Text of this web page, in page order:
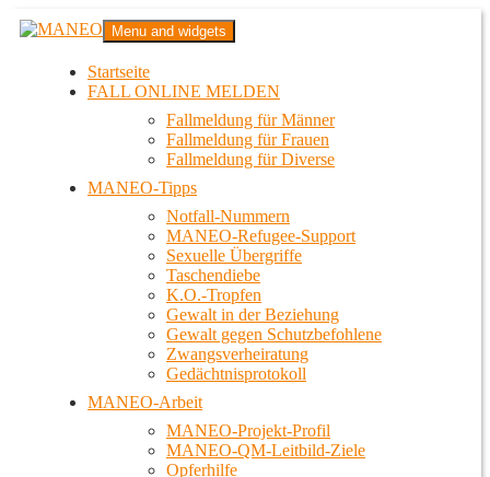
Zum
InhaltMANEO
Das schwule Anti-Gewalt-Projekt in Berlin
Menu and widgets
Startseite
FALL ONLINE MELDEN
Fallmeldung für Männer
Fallmeldung für Frauen
Fallmeldung für Diverse
MANEO-Tipps
Notfall-Nummern
MANEO-Refugee-Support
Sexuelle Übergriffe
Taschendiebe
K.O.-Tropfen
Gewalt in der Beziehung
Gewalt gegen Schutzbefohlene
Zwangsverheiratung
Gedächtnisprotokoll
MANEO-Arbeit
MANEO-Projekt-Profil
MANEO-QM-Leitbild-Ziele
Opferhilfe